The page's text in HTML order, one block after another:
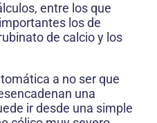
entre los que
los de
de calcio y los
a no ser que
una
ir desde una simple